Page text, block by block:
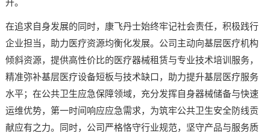
升。
在追求自身发展的同时，康飞丹士始终牢记社会责任，积极践行
企业担当，助力医疗资源均衡化发展。公司主动向基层医疗机构
倾斜资源，提供高性价比的医疗器械租赁与专业技术培训服务，
精准弥补基层医疗设备短板与技术缺口，助力提升基层医疗服务
水平；在公共卫生应急保障领域，充分发挥自身器械储备与快速
运维优势，第一时间响应应急需求，为筑牢公共卫生安全防线贡
献应有之力。同时，公司严格恪守行业规范，坚守产品与服务质